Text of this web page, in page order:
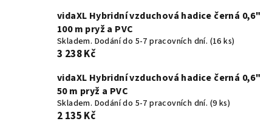
vidaXL Hybridní vzduchová hadice černá 0,6"
100 m pryž a PVC
Skladem. Dodání do 5-7 pracovních dní. (16 ks)
3 238 Kč
vidaXL Hybridní vzduchová hadice černá 0,6"
50 m pryž a PVC
Skladem. Dodání do 5-7 pracovních dní. (9 ks)
2 135 Kč